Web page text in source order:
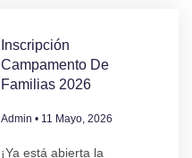
Inscripción
Campamento De
Familias 2026
Admin 11 Mayo, 2026
¡Ya está abierta la